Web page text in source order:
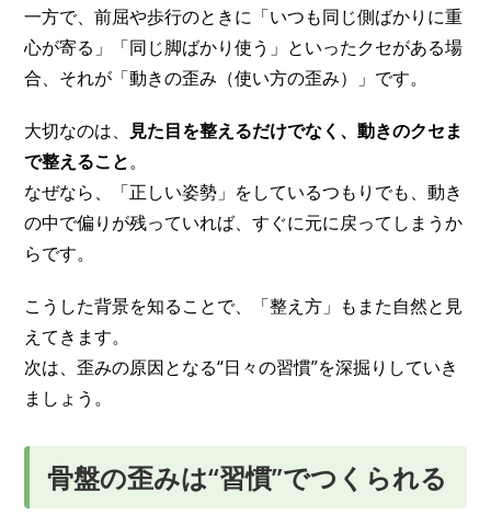
一方で、前屈や歩行のときに「いつも同じ側ばかりに重
心が寄る」「同じ脚ばかり使う」といったクセがある場
合、それが「動きの歪み（使い方の歪み）」です。
大切なのは、
見た目を整えるだけでなく、動きのクセま
で整えること。
なぜなら、「正しい姿勢」をしているつもりでも、動き
の中で偏りが残っていれば、すぐに元に戻ってしまうか
らです。
こうした背景を知ることで、「整え方」もまた自然と見
えてきます。
次は、歪みの原因となる“日々の習慣”を深掘りしていき
ましょう。
骨盤の歪みは“習慣”でつくられる